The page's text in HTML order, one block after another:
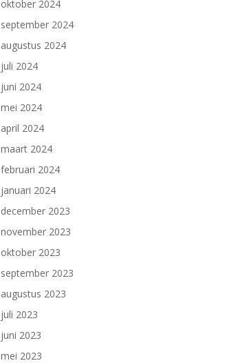
oktober 2024
september 2024
augustus 2024
juli 2024
juni 2024
mei 2024
april 2024
maart 2024
februari 2024
januari 2024
december 2023
november 2023
oktober 2023
september 2023
augustus 2023
juli 2023
juni 2023
mei 2023